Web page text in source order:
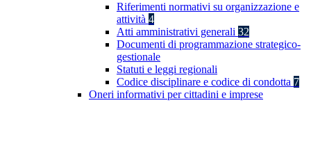
Riferimenti normativi su organizzazione e
attività 4
Atti amministrativi generali 32
Documenti di programmazione strategico-
gestionale
Statuti e leggi regionali
Codice disciplinare e codice di condotta 7
Oneri informativi per cittadini e imprese